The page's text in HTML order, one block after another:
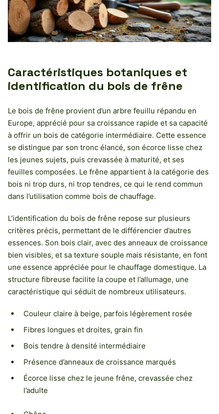
Caractéristiques botaniques et
identification du bois de frêne
Le bois de frêne provient d’un arbre feuillu répandu en
Europe, apprécié pour sa croissance rapide et sa capacité
à offrir un bois de catégorie intermédiaire. Cette essence
se distingue par son tronc élancé, son écorce lisse chez
les jeunes sujets, puis crevassée à maturité, et ses
feuilles composées. Le frêne appartient à la catégorie des
bois ni trop durs, ni trop tendres, ce qui le rend commun
dans l’utilisation comme bois de chauffage.
L’identification du bois de frêne repose sur plusieurs
critères précis, permettant de le différencier d’autres
essences. Son bois clair, avec des anneaux de croissance
bien visibles, et sa texture souple mais résistante, en font
une essence appréciée pour le chauffage domestique. La
structure fibreuse facilite la coupe et l’allumage, une
caractéristique qui séduit de nombreux utilisateurs.
Couleur claire à beige, parfois légèrement rosée
Fibres longues et droites, grain fin
Bois tendre à densité intermédiaire
Présence d’anneaux de croissance marqués
Écorce lisse chez le jeune frêne, crevassée chez
l’adulte